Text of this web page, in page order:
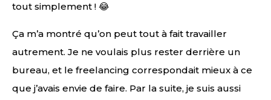
tout simplement ! 😂
Ça m’a montré qu’on peut tout à fait travailler
autrement. Je ne voulais plus rester derrière un
bureau, et le freelancing correspondait mieux à ce
que j’avais envie de faire. Par la suite, je suis aussi